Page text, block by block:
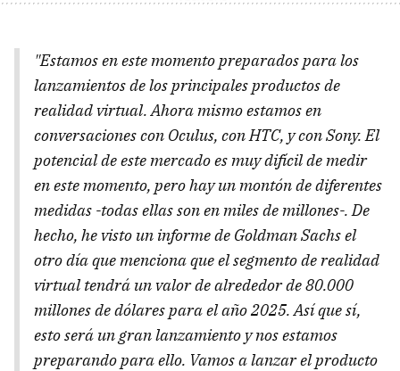
"Estamos en este momento preparados para los
lanzamientos de los principales productos de
realidad virtual. Ahora mismo estamos en
conversaciones con Oculus, con HTC, y con Sony. El
potencial de este mercado es muy difícil de medir
en este momento, pero hay un montón de diferentes
medidas -todas ellas son en miles de millones-. De
hecho, he visto un informe de Goldman Sachs el
otro día que menciona que el segmento de realidad
virtual tendrá un valor de alrededor de 80.000
millones de dólares para el año 2025. Así que sí,
esto será un gran lanzamiento y nos estamos
preparando para ello. Vamos a lanzar el producto